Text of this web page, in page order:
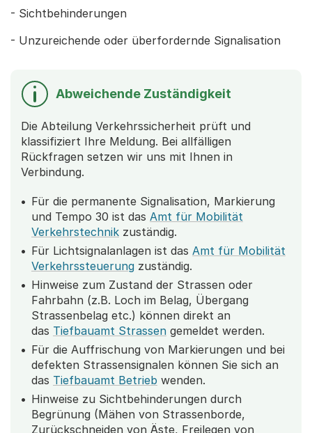
- Sichtbehinderungen
- Unzureichende oder überfordernde Signalisation
Abweichende Zuständigkeit
Die Abteilung Verkehrssicherheit prüft und
klassifiziert Ihre Meldung. Bei allfälligen
Rückfragen setzen wir uns mit Ihnen in
Verbindung.
Für die permanente Signalisation, Markierung
und Tempo 30 ist das Amt für Mobilität
Verkehrstechnik zuständig.
Für Lichtsignalanlagen ist das Amt für Mobilität
Verkehrssteuerung zuständig.
Hinweise zum Zustand der Strassen oder
Fahrbahn (z.B. Loch im Belag, Übergang
Strassenbelag etc.) können direkt an
das Tiefbauamt Strassen gemeldet werden.
Für die Auffrischung von Markierungen und bei
defekten Strassensignalen können Sie sich an
das Tiefbauamt Betrieb wenden.
Hinweise zu Sichtbehinderungen durch
Begrünung (Mähen von Strassenborde,
Zurückschneiden von Äste, Freilegen von